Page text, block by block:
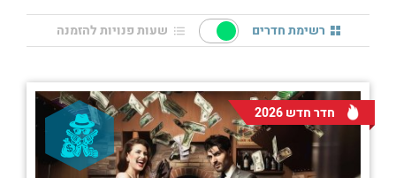
רשימת חדרים שעות פנויות להזמנה
חדר חדש 2026